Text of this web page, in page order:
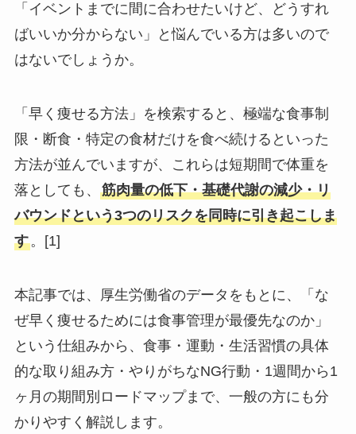
「イベントまでに間に合わせたいけど、どうすれ
ばいいか分からない」と悩んでいる方は多いので
はないでしょうか。
「早く痩せる方法」を検索すると、極端な食事制
限・断食・特定の食材だけを食べ続けるといった
方法が並んでいますが、これらは短期間で体重を
落としても、 筋肉量の低下・基礎代謝の減少・リ
バウンドという3つのリスクを同時に引き起こしま
す。[1]
本記事では、厚生労働省のデータをもとに、「な
ぜ早く痩せるためには食事管理が最優先なのか」
という仕組みから、食事・運動・生活習慣の具体
的な取り組み方・やりがちなNG行動・1週間から1
ヶ月の期間別ロードマップまで、一般の方にも分
かりやすく解説します。